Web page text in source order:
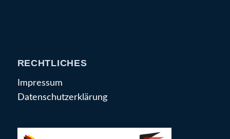
RECHTLICHES
Impressum
Datenschutzerklärung